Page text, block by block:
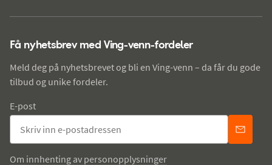
Få nyhetsbrev med Ving-venn-fordeler
Meld deg på nyhetsbrevet og bli en Ving-venn – da får du gode
tilbud og unike fordeler.
E-post
Om innhenting av personopplysninger